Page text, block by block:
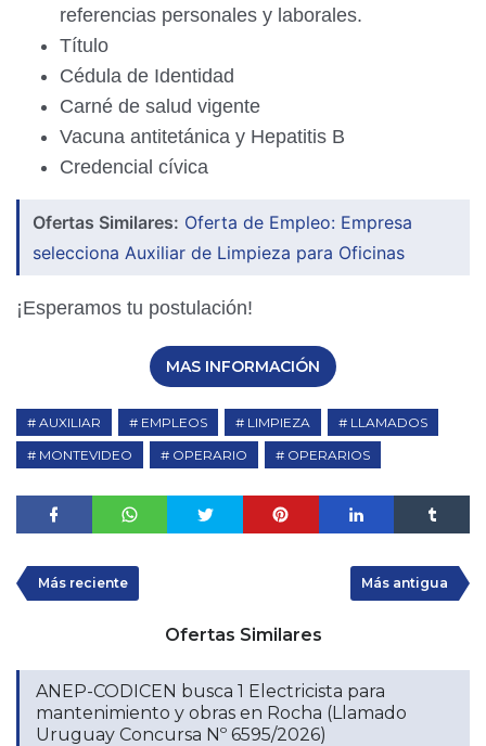
referencias personales y laborales.
Título
Cédula de Identidad
Carné de salud vigente
Vacuna antitetánica y Hepatitis B
Credencial cívica
Ofertas Similares: Oferta de Empleo: Empresa
selecciona Auxiliar de Limpieza para Oficinas
¡Esperamos tu postulación!
MAS INFORMACIÓN
AUXILIAR EMPLEOS LIMPIEZA
LLAMADOS
MONTEVIDEO
OPERARIO OPERARIOS
Más reciente Más antigua
Ofertas Similares
ANEP-CODICEN busca 1 Electricista para
mantenimiento y obras en Rocha (Llamado
Uruguay Concursa Nº 6595/2026)